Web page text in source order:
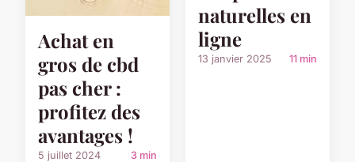
Achat en
gros de cbd
pas cher :
profitez des
avantages !
5 juillet 2024 3 min
naturelles en
ligne
13 janvier 2025 11 min